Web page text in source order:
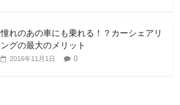
憧れのあの車にも乗れる！？カーシェアリ
ングの最大のメリット
2016年11月1日 0